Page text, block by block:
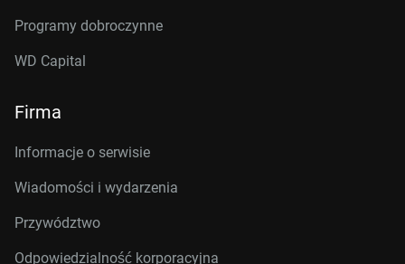
Programy dobroczynne
WD Capital
Firma
Informacje o serwisie
Wiadomości i wydarzenia
Przywództwo
Odpowiedzialność korporacyjna